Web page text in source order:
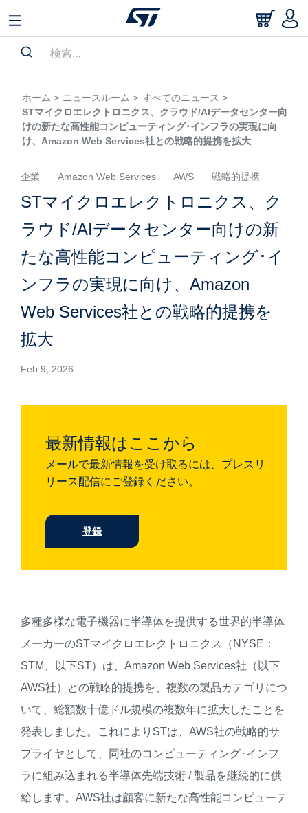
ホーム > ニュースルーム > すべてのニュース >
STマイクロエレクトロニクス、クラウド/AIデータセンター向
けの新たな高性能コンピューティング･インフラの実現に向
け、Amazon Web Services社との戦略的提携を拡大
企業 Amazon Web Services AWS 戦略的提携
STマイクロエレクトロニクス、ク
ラウド/AIデータセンター向けの新
たな高性能コンピューティング･イ
ンフラの実現に向け、Amazon
Web Services社との戦略的提携を
拡大
Feb 9, 2026
最新情報はここから
メールで最新情報を受け取るには、プレスリ
リース配信にご登録ください。
登録
多種多様な電子機器に半導体を提供する世界的半導体
メーカーのSTマイクロエレクトロニクス（NYSE：
STM、以下ST）は、Amazon Web Services社（以下
AWS社）との戦略的提携を、複数の製品カテゴリにつ
いて、総額数十億ドル規模の複数年に拡大したことを
発表しました。これによりSTは、AWS社の戦略的サ
プライヤとして、同社のコンピューティング･インフ
ラに組み込まれる半導体先端技術 / 製品を継続的に供
給します。AWS社は顧客に新たな高性能コンピューテ